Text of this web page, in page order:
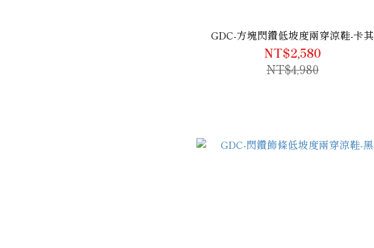
GDC-方塊閃鑽低坡度兩穿涼鞋-卡其
NT$2,580
NT$4,980